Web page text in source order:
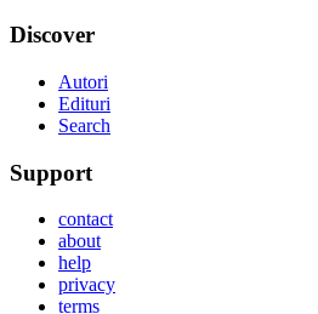
Discover
Autori
Edituri
Search
Support
contact
about
help
privacy
terms